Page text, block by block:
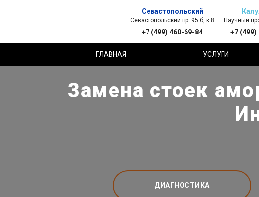
Севастопольский
Севастопольский пр. 95 б, к.8
+7 (499) 460-69-84
Научный
+7 (499)
ГЛАВНАЯ УСЛУГИ
Замена стоек
ДИАГНОСТИКА